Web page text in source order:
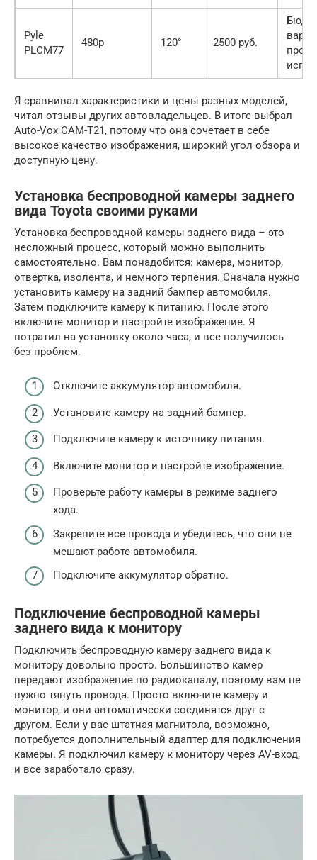
Pyle
PLCM77
480p 120° 2500 руб.
Я сравнивал характеристики и цены разных моделей,
читал отзывы других автовладельцев. В итоге выбрал
Auto-Vox CAM-T21, потому что она сочетает в себе
высокое качество изображения, широкий угол обзора и
доступную цену.
Установка беспроводной камеры заднего
вида Toyota своими руками
Установка беспроводной камеры заднего вида – это
несложный процесс, который можно выполнить
самостоятельно. Вам понадобится: камера, монитор,
отвертка, изолента, и немного терпения. Сначала нужно
установить камеру на задний бампер автомобиля.
Затем подключите камеру к питанию. После этого
включите монитор и настройте изображение. Я
потратил на установку около часа, и все получилось
без проблем.
Отключите аккумулятор автомобиля.
Установите камеру на задний бампер.
Подключите камеру к источнику питания.
Включите монитор и настройте изображение.
Проверьте работу камеры в режиме заднего
хода.
Закрепите все провода и убедитесь, что они не
мешают работе автомобиля.
Подключите аккумулятор обратно.
Подключение беспроводной камеры
заднего вида к монитору
Подключить беспроводную камеру заднего вида к
монитору довольно просто. Большинство камер
передают изображение по радиоканалу, поэтому вам не
нужно тянуть провода. Просто включите камеру и
монитор, и они автоматически соединятся друг с
другом. Если у вас штатная магнитола, возможно,
потребуется дополнительный адаптер для подключения
камеры. Я подключил камеру к монитору через AV-вход,
и все заработало сразу.